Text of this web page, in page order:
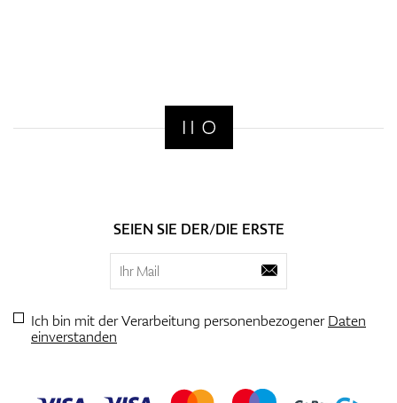
SEIEN SIE DER/DIE ERSTE
Ich bin mit der Verarbeitung personenbezogenerDaten
einverstanden